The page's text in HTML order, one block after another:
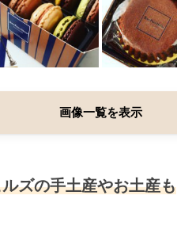
画像一覧を表示
ズの手土産やお土産も